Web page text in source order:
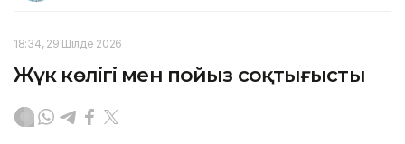
18:34, 29 Шілде 2026
Жүк көлігі мен пойыз соқтығысты